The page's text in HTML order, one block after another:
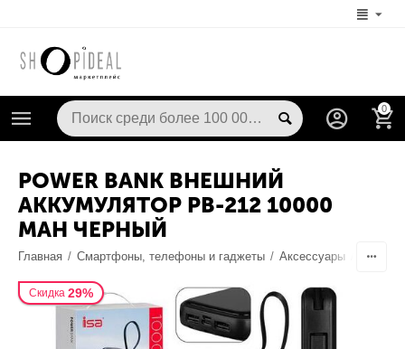
0
POWER BANK ВНЕШНИЙ
АККУМУЛЯТОР PB-212 10000
MAH ЧЕРНЫЙ
Главная / Смартфоны, телефоны и гаджеты / Аксессуары
Скидка 29%